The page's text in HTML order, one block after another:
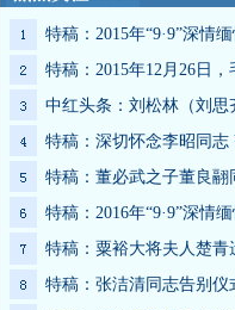
特稿：2015年“9·9”深情
特稿：2015年12月26日
中红头条：刘松林（刘思
特稿：深切怀念李昭同志
特稿：董必武之子董良翮
特稿：2016年“9·9”深情
特稿：粟裕大将夫人楚
特稿：张洁清同志告别仪